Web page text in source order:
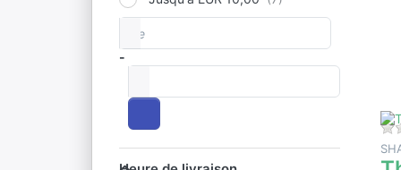
Fourchette de prix
-
Heure de livraison